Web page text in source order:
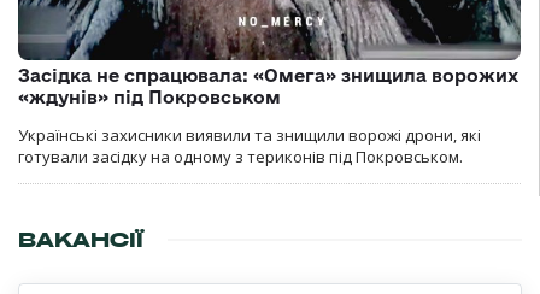
Засідка не спрацювала: «Омега» знищила ворожих
«ждунів» під Покровськом
Українські захисники виявили та знищили ворожі дрони, які
готували засідку на одному з териконів під Покровськом.
ВАКАНСІЇ